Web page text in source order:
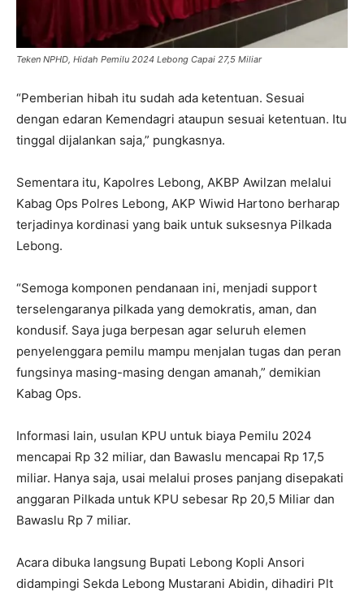
Teken NPHD, Hidah Pemilu 2024 Lebong Capai 27,5 Miliar
“Pemberian hibah itu sudah ada ketentuan. Sesuai
dengan edaran Kemendagri ataupun sesuai ketentuan. Itu
tinggal dijalankan saja,” pungkasnya.
Sementara itu, Kapolres Lebong, AKBP Awilzan melalui
Kabag Ops Polres Lebong, AKP Wiwid Hartono berharap
terjadinya kordinasi yang baik untuk suksesnya Pilkada
Lebong.
“Semoga komponen pendanaan ini, menjadi support
terselengaranya pilkada yang demokratis, aman, dan
kondusif. Saya juga berpesan agar seluruh elemen
penyelenggara pemilu mampu menjalan tugas dan peran
fungsinya masing-masing dengan amanah,” demikian
Kabag Ops.
Informasi lain, usulan KPU untuk biaya Pemilu 2024
mencapai Rp 32 miliar, dan Bawaslu mencapai Rp 17,5
miliar. Hanya saja, usai melalui proses panjang disepakati
anggaran Pilkada untuk KPU sebesar Rp 20,5 Miliar dan
Bawaslu Rp 7 miliar.
Acara dibuka langsung Bupati Lebong Kopli Ansori
didampingi Sekda Lebong Mustarani Abidin, dihadiri Plt